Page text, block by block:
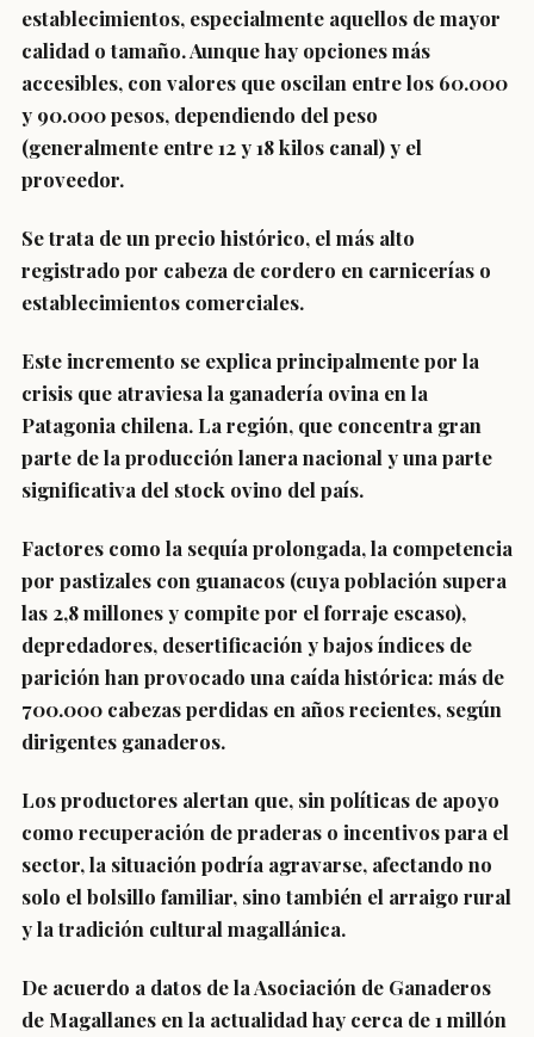
establecimientos, especialmente aquellos de mayor
calidad o tamaño. Aunque hay opciones más
accesibles, con valores que oscilan entre los 60.000
y 90.000 pesos, dependiendo del peso
(generalmente entre 12 y 18 kilos canal) y el
proveedor.
Se trata de un precio histórico, el más alto
registrado por cabeza de cordero en carnicerías o
establecimientos comerciales.
Este incremento se explica principalmente por la
crisis que atraviesa la ganadería ovina en la
Patagonia chilena. La región, que concentra gran
parte de la producción lanera nacional y una parte
significativa del stock ovino del país.
Factores como la sequía prolongada, la competencia
por pastizales con guanacos (cuya población supera
las 2,8 millones y compite por el forraje escaso),
depredadores, desertificación y bajos índices de
parición han provocado una caída histórica: más de
700.000 cabezas perdidas en años recientes, según
dirigentes ganaderos.
Los productores alertan que, sin políticas de apoyo
como recuperación de praderas o incentivos para el
sector, la situación podría agravarse, afectando no
solo el bolsillo familiar, sino también el arraigo rural
y la tradición cultural magallánica.
De acuerdo a datos de la Asociación de Ganaderos
de Magallanes en la actualidad hay cerca de 1 millón